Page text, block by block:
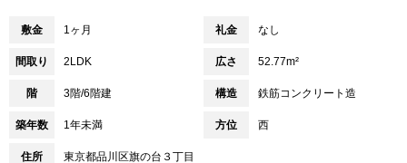
敷金 1ヶ月 礼金 なし
間取り 2LDK 広さ 52.77m²
階 3階/6階建 構造 鉄筋コンクリート造
築年数 1年未満 方位 西
住所 東京都品川区旗の台３丁目